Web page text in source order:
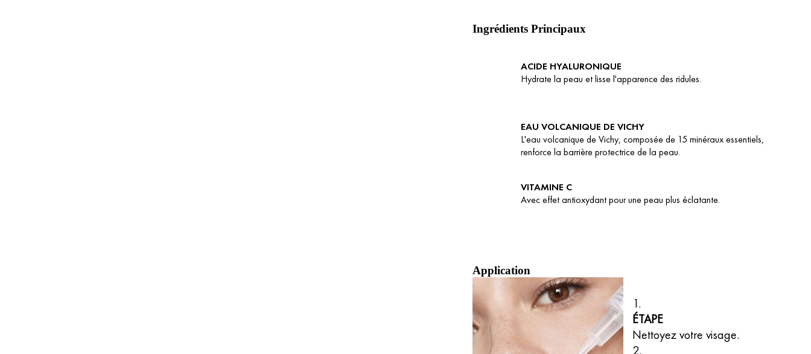
Ingrédients Principaux
ACIDE HYALURONIQUE
Hydrate la peau et lisse l'apparence des ridules.
EAU VOLCANIQUE DE VICHY
L'eau volcanique de Vichy, composée de 15 minéraux essentiels,
renforce la barrière protectrice de la peau.
VITAMINE C
Avec effet antioxydant pour une peau plus éclatante.
Application
ÉTAPE
Nettoyez votre visage.